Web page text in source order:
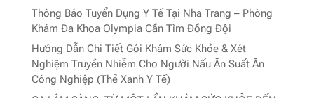
Thông Báo Tuyển Dụng Y Tế Tại Nha Trang – Phòng
Khám Đa Khoa Olympia Cần Tìm Đồng Đội
Hướng Dẫn Chi Tiết Gói Khám Sức Khỏe & Xét
Nghiệm Truyền Nhiễm Cho Người Nấu Ăn Suất Ăn
Công Nghiệp (Thẻ Xanh Y Tế)